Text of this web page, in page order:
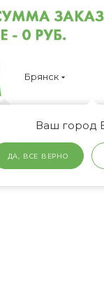
Брянск
Ваш город
ДА, ВСЕ ВЕРНО